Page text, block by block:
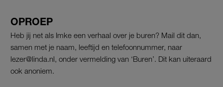
OPROEP
Heb jij net als Imke een verhaal over je buren? Mail dit dan,
samen met je naam, leeftijd en telefoonnummer, naar
lezer@linda.nl, onder vermelding van ‘Buren’. Dit kan uiteraard
ook anoniem.